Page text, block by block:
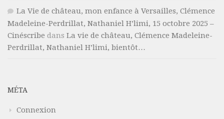
La Vie de château, mon enfance à Versailles, Clémence
Madeleine-Perdrillat, Nathaniel H’limi, 15 octobre 2025 –
Cinéscribe dans La vie de château, Clémence Madeleine-
Perdrillat, Nathaniel H’limi, bientôt…
MÉTA
Connexion